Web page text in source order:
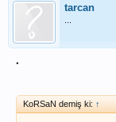
tarcan
.
KoRSaN demiş ki: ↑